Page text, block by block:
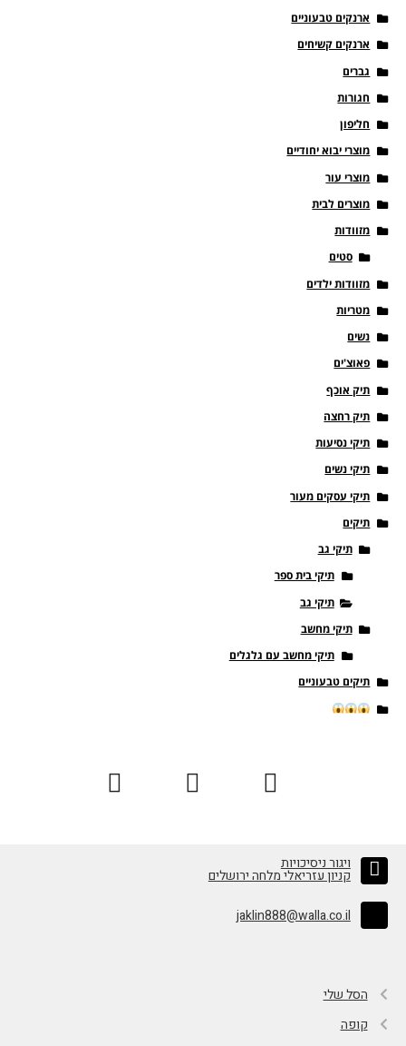
ארנקים טבעוניים
ארנקים קשיחים
גברים
חגורות
חליפון
מוצרי יבוא יחודיים
מוצרי עור
מוצרים לבית
מזוודות
סטים
מזוודות ילדים
מטריות
נשים
פאוצ'ים
תיק אוכף
תיק רחצה
תיקי נסיעות
תיקי נשים
תיקי עסקים מעור
תיקים
תיקי גב
תיקי בית ספר
תיקי גב
תיקי מחשב
תיקי מחשב עם גלגלים
תיקים טבעוניים
ויגור ניסיכויות
קניון עזריאלי מלחה ירושלים
jaklin888@walla.co.il
הסל שלי
קופה